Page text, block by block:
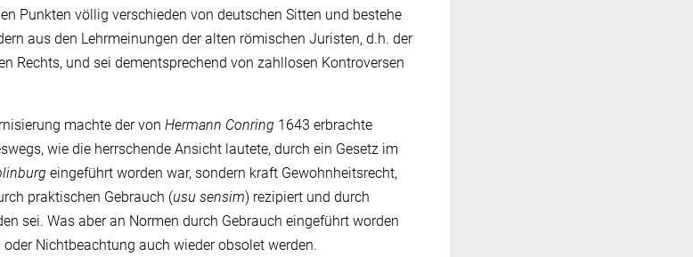
Punkten völlig verschieden von deutschen Sitten und bestehe
aus den Lehrmeinungen der alten römischen Juristen, d.h. der
Rechts, und sei dementsprechend von zahllosen Kontroversen
machte der von Hermann Conring 1643 erbrachte
wie die herrschende Ansicht lautete, durch ein Gesetz im
eingeführt worden war, sondern kraft Gewohnheitsrecht,
praktischen Gebrauch (usu sensim) rezipiert und durch
sei. Was aber an Normen durch Gebrauch eingeführt worden
Nichtbeachtung auch wieder obsolet werden.